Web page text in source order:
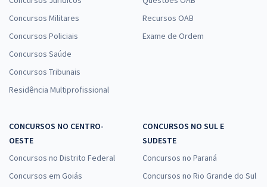
Concursos Militares
Concursos Policiais
Concursos Saúde
Concursos Tribunais
Residência Multiprofissional
Recursos OAB
Exame de Ordem
CONCURSOS NO CENTRO-
OESTE
Concursos no Distrito Federal
Concursos em Goiás
CONCURSOS NO SUL E
SUDESTE
Concursos no Paraná
Concursos no Rio Grande do Sul